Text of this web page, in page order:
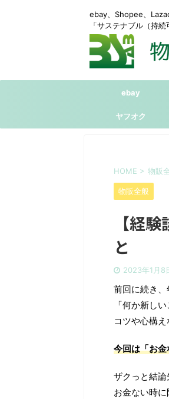
ebay、Shopee、
「サステナブル（持
ebay
ヤフオク
HOME > 物販
物販全般
【経
と
2023年1月8
前回に続き
「何か新し
コツや心構え
今回は「お
ザクっと結論
お金ない時に